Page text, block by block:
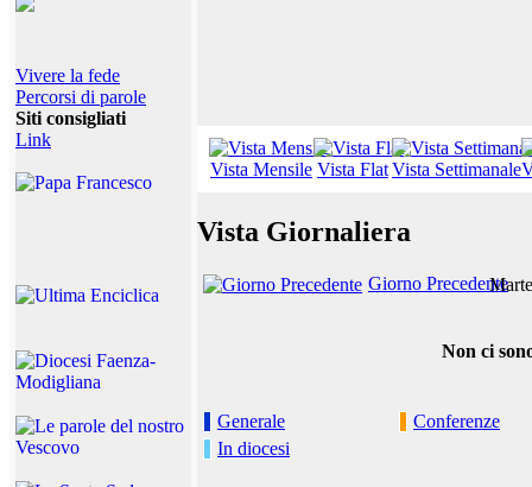
Vivere la fede
Percorsi di parole
Siti consigliati
Link
Vista Mensile Vista FlatVista Settimanale
Vista Giornaliera
Giorno Precedente
Non ci
Generale
Conferenze
In diocesi